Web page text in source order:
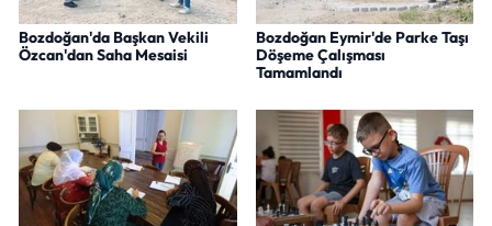
Bozdoğan'da Başkan Vekili
Özcan'dan Saha Mesaisi
Bozdoğan Eymir'de Parke Taşı
Döşeme Çalışması
Tamamlandı